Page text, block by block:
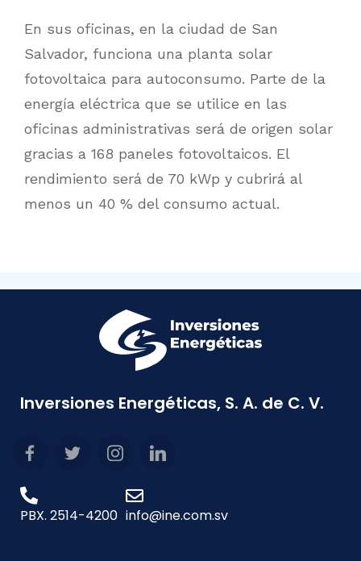
En sus oficinas, en la ciudad de San
Salvador, funciona una planta solar
fotovoltaica para autoconsumo. Parte de la
energía eléctrica que se utilice en las
oficinas administrativas será de origen solar
gracias a 168 paneles fotovoltaicos. El
rendimiento será de 70 kWp y cubrirá al
menos un 40 % del consumo actual.
Inversiones Energéticas, S. A. de C. V.
PBX. 2514-4200 info@ine.com.sv